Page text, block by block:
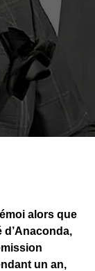
alors que
un an,